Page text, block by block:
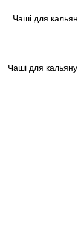
Чаші для кальяну